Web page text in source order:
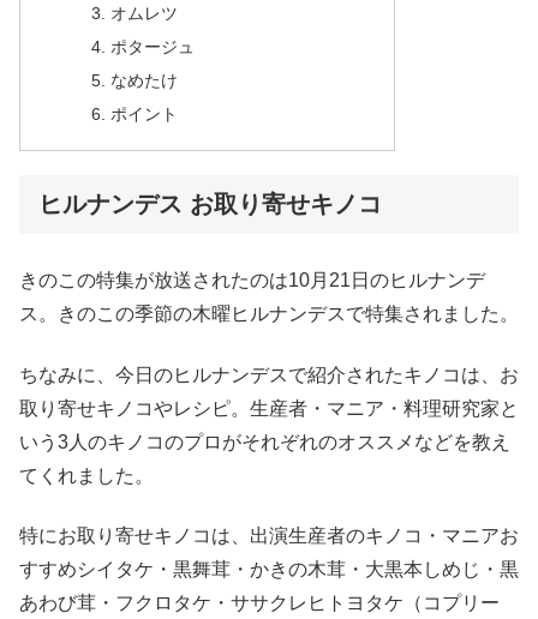
オムレツ
ポタージュ
なめたけ
ポイント
ヒルナンデス お取り寄せキノコ
きのこの特集が放送されたのは10月21日のヒルナンデ
ス。きのこの季節の木曜ヒルナンデスで特集されました。
ちなみに、今日のヒルナンデスで紹介されたキノコは、お
取り寄せキノコやレシピ。生産者・マニア・料理研究家と
いう3人のキノコのプロがそれぞれのオススメなどを教え
てくれました。
特にお取り寄せキノコは、出演生産者のキノコ・マニアお
すすめシイタケ・黒舞茸・かきの木茸・大黒本しめじ・黒
あわび茸・フクロタケ・ササクレヒトヨタケ（コプリー